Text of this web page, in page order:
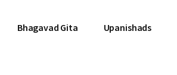
Bhagavad Gita Upanishads